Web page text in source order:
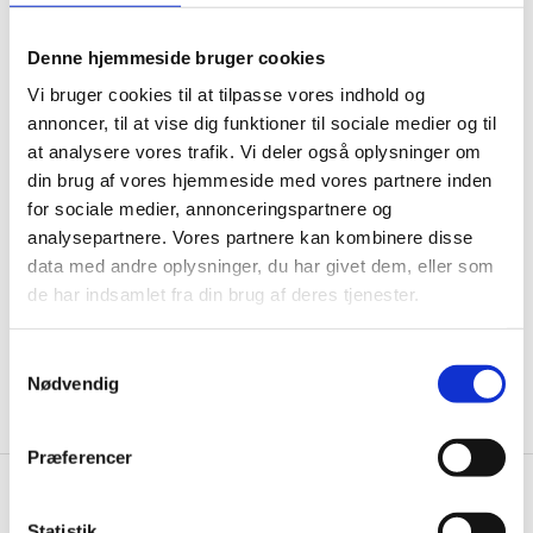
Denne hjemmeside bruger cookies
Vi bruger cookies til at tilpasse vores indhold og
annoncer, til at vise dig funktioner til sociale medier og til
at analysere vores trafik. Vi deler også oplysninger om
din brug af vores hjemmeside med vores partnere inden
for sociale medier, annonceringspartnere og
analysepartnere. Vores partnere kan kombinere disse
data med andre oplysninger, du har givet dem, eller som
de har indsamlet fra din brug af deres tjenester.
Nødvendig
Præferencer
Fordele ved stænkplader i rustfrit stål:
Høj hygiejne:Rustfrit stål er nemt at rengøre og
modstandsdygtigt over for bakterier og snavs.
Skræddersyet løsning: Fås efter mål, så den passer
præcist til dit køkken eller arbejdsområde.
Varme- og vandafvisende:Ideel til placering bag
komfurer, vaske og andre våde eller varme zoner.
Robust og holdbar:Modstandsdygtig over for ridser,
slag og korrosion.
Æstetisk og professionelt look:Giver dit køkken et
Når du vælger en stænkplade, bør du tage højde for
placering, dimensioner og monteringsmuligheder. Til
Vis mere